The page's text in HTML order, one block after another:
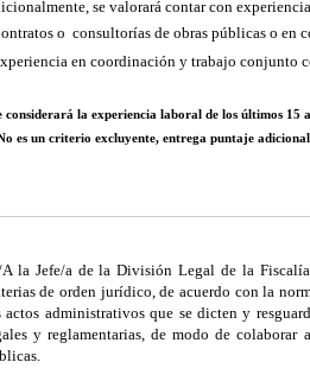
se valorará contar con
o consultorías de obras públicas o en
en coordinación y trabajo conjunto
considerará la experiencia laboral de los últimos 15
es un criterio excluyente, entrega puntaje
la Jefe/a de la División Legal de la
de orden jurídico, de acuerdo con la
actos administrativos que se dicten y
y reglamentarias, de modo de